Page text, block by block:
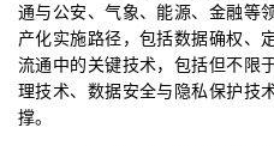
通与公安、气象、能源、金融等
产化实施路径，包括数据确权、
流通中的关键技术，包括但不限
理技术、数据安全与隐私保护技
撑。